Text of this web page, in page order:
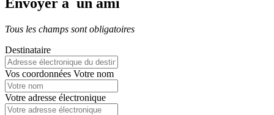
Tous les champs sont obligatoires
Destinataire
Vos coordonnées Votre nom
Votre adresse électronique